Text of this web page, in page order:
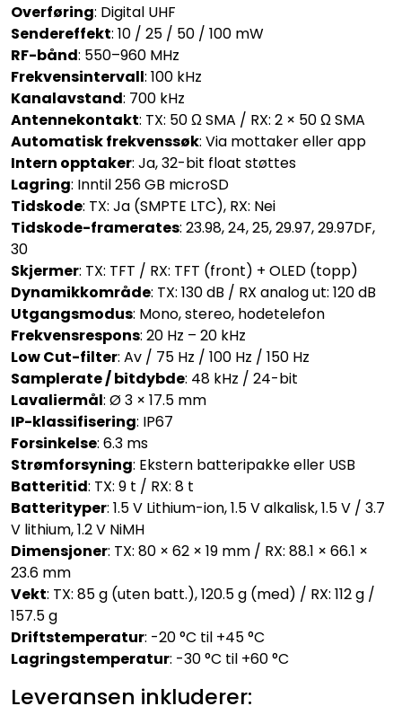
Overføring: Digital UHF
Sendereffekt: 10 / 25 / 50 / 100 mW
RF-bånd: 550–960 MHz
Frekvensintervall: 100 kHz
Kanalavstand: 700 kHz
Antennekontakt: TX: 50 Ω SMA / RX: 2 × 50 Ω SMA
Automatisk frekvenssøk: Via mottaker eller app
Intern opptaker: Ja, 32-bit float støttes
Lagring: Inntil 256 GB microSD
Tidskode: TX: Ja (SMPTE LTC), RX: Nei
Tidskode-framerates: 23.98, 24, 25, 29.97, 29.97DF,
30
Skjermer: TX: TFT / RX: TFT (front) + OLED (topp)
Dynamikkområde: TX: 130 dB / RX analog ut: 120 dB
Utgangsmodus: Mono, stereo, hodetelefon
Frekvensrespons: 20 Hz – 20 kHz
Low Cut-filter: Av / 75 Hz / 100 Hz / 150 Hz
Samplerate / bitdybde: 48 kHz / 24-bit
Lavaliermål: Ø 3 × 17.5 mm
IP-klassifisering: IP67
Forsinkelse: 6.3 ms
Strømforsyning: Ekstern batteripakke eller USB
Batteritid: TX: 9 t / RX: 8 t
Batterityper: 1.5 V Lithium-ion, 1.5 V alkalisk, 1.5 V / 3.7
V lithium, 1.2 V NiMH
Dimensjoner: TX: 80 × 62 × 19 mm / RX: 88.1 × 66.1 ×
23.6 mm
Vekt: TX: 85 g (uten batt.), 120.5 g (med) / RX: 112 g /
157.5 g
Driftstemperatur: -20 °C til +45 °C
Lagringstemperatur: -30 °C til +60 °C
Leveransen inkluderer: